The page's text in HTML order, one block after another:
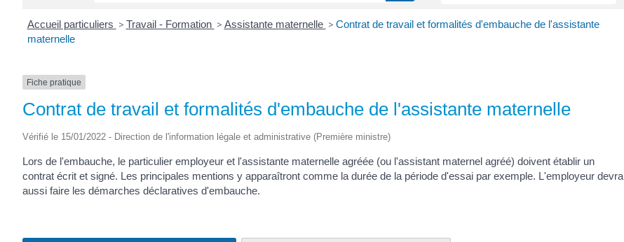
Accueil particuliers > Travail - Formation > Assistante maternelle > Contrat de travail et formalités d'embauche de l'assistante
maternelle
Fiche pratique
Contrat de travail et formalités d'embauche de l'assistante maternelle
Vérifié le 15/01/2022 - Direction de l'information légale et administrative (Première ministre)
Lors de l'embauche, le particulier employeur et l'assistante maternelle agréée (ou l'assistant maternel agréé) doivent établir un
contrat écrit et signé. Les principales mentions y apparaîtront comme la durée de la période d'essai par exemple. L'employeur devra
aussi faire les démarches déclaratives d'embauche.